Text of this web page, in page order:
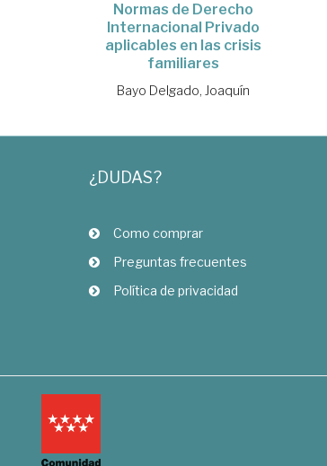
Normas de Derecho
Internacional Privado
aplicables en las crisis
familiares
Bayo Delgado, Joaquín
¿DUDAS?
Como comprar
Preguntas frecuentes
Política de privacidad